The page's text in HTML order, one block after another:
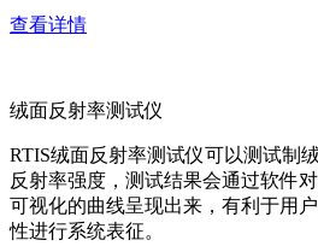
查看详情
绒面反射率测试仪
RTIS绒面反射率测试仪可以测试制
反射率强度，测试结果会通过软件
可视化的曲线呈现出来，有利于用
性进行系统表征。